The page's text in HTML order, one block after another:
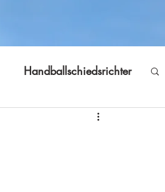
Handballschiedsrichter
Jugendfreizeit